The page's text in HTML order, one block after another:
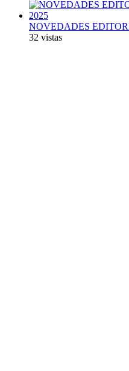
NOVEDADES
32 vistas